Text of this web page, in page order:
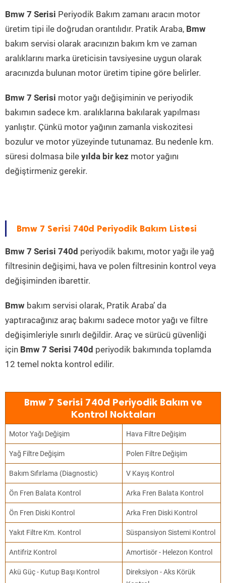
Bmw 7 Serisi Periyodik Bakım zamanı aracın motor
üretim tipi ile doğrudan orantılıdır. Pratik Araba, Bmw
bakım servisi olarak aracınızın bakım km ve zaman
aralıklarını marka üreticisin tavsiyesine uygun olarak
aracınızda bulunan motor üretim tipine göre belirler.
Bmw 7 Serisi motor yağı değişiminin ve periyodik
bakımın sadece km. aralıklarına bakılarak yapılması
yanlıştır. Çünkü motor yağının zamanla viskozitesi
bozulur ve motor yüzeyinde tutunamaz. Bu nedenle km.
süresi dolmasa bile yılda bir kez motor yağını
değiştirmeniz gerekir.
Bmw 7 Serisi 740d Periyodik Bakım Listesi
Bmw 7 Serisi 740d periyodik bakımı, motor yağı ile yağ
filtresinin değişimi, hava ve polen filtresinin kontrol veya
değişiminden ibarettir.
Bmw bakım servisi olarak, Pratik Araba’ da
yaptıracağınız araç bakımı sadece motor yağı ve filtre
değişimleriyle sınırlı değildir. Araç ve sürücü güvenliği
için Bmw 7 Serisi 740d periyodik bakımında toplamda
12 temel nokta kontrol edilir.
Bmw 7 Serisi 740d Periyodik Bakım ve
Kontrol Noktaları
Motor Yağı Değişim Hava Filtre Değişim
Yağ Filtre Değişim Polen Filtre Değişim
Bakım Sıfırlama (Diagnostic) V Kayış Kontrol
Ön Fren Balata Kontrol Arka Fren Balata Kontrol
Ön Fren Diski Kontrol Arka Fren Diski Kontrol
Yakıt Filtre Km. Kontrol Süspansiyon Sistemi Kontrol
Antifriz Kontrol Amortisör - Helezon Kontrol
Akü Güç - Kutup Başı Kontrol
Direksiyon - Aks Körük